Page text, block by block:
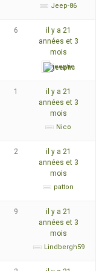
Jeep-86
6
il y a 21
années et 3
mois
jeeptic
1
il y a 21
années et 3
mois
Nico
2
il y a 21
années et 3
mois
patton
9
il y a 21
années et 3
mois
Lindbergh59